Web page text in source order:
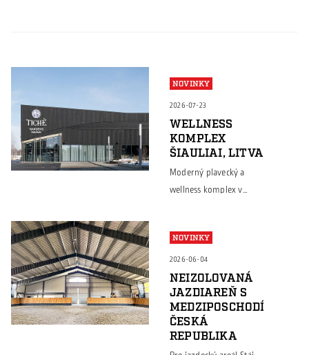
NOVINKY
2026-07-23
WELLNESS
KOMPLEX
ŠIAULIAI, LITVA
Moderný plavecký a
wellness komplex v
oceľové konštrukcie
Borga nachádzajú
uplatnenie nielen v
priemyselných a
skladových halách, ale aj
pri architektonicky
NOVINKY
2026-06-04
NEIZOLOVANÁ
JAZDIAREŇ S
MEDZIPOSCHODÍM,
ČESKÁ
REPUBLIKA